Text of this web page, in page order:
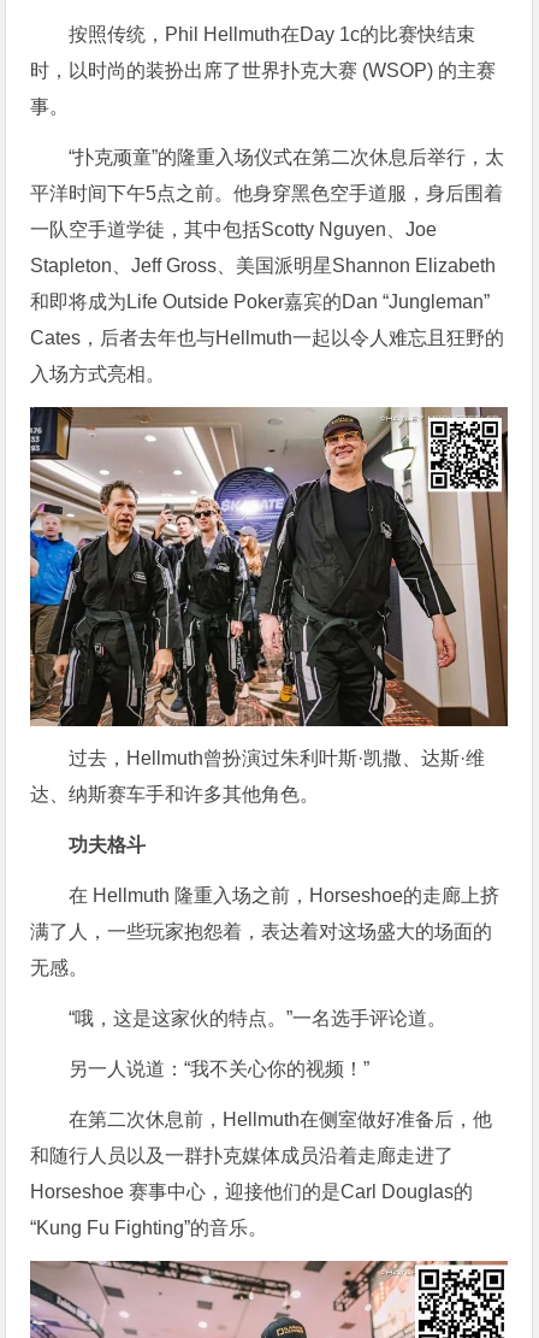
按照传统，Phil Hellmuth在Day 1c的比赛快结束
时，以时尚的装扮出席了世界扑克大赛 (WSOP) 的主赛
事。
“扑克顽童”的隆重入场仪式在第二次休息后举行，太
平洋时间下午5点之前。他身穿黑色空手道服，身后围着
一队空手道学徒，其中包括Scotty Nguyen、Joe
Stapleton、Jeff Gross、美国派明星Shannon Elizabeth
和即将成为Life Outside Poker嘉宾的Dan “Jungleman”
Cates，后者去年也与Hellmuth一起以令人难忘且狂野的
入场方式亮相。
过去，Hellmuth曾扮演过朱利叶斯·凯撒、达斯·维
达、纳斯赛车手和许多其他角色。
功夫格斗
在 Hellmuth 隆重入场之前，Horseshoe的走廊上挤
满了人，一些玩家抱怨着，表达着对这场盛大的场面的
无感。
“哦，这是这家伙的特点。”一名选手评论道。
另一人说道：“我不关心你的视频！”
在第二次休息前，Hellmuth在侧室做好准备后，他
和随行人员以及一群扑克媒体成员沿着走廊走进了
Horseshoe 赛事中心，迎接他们的是Carl Douglas的
“Kung Fu Fighting”的音乐。